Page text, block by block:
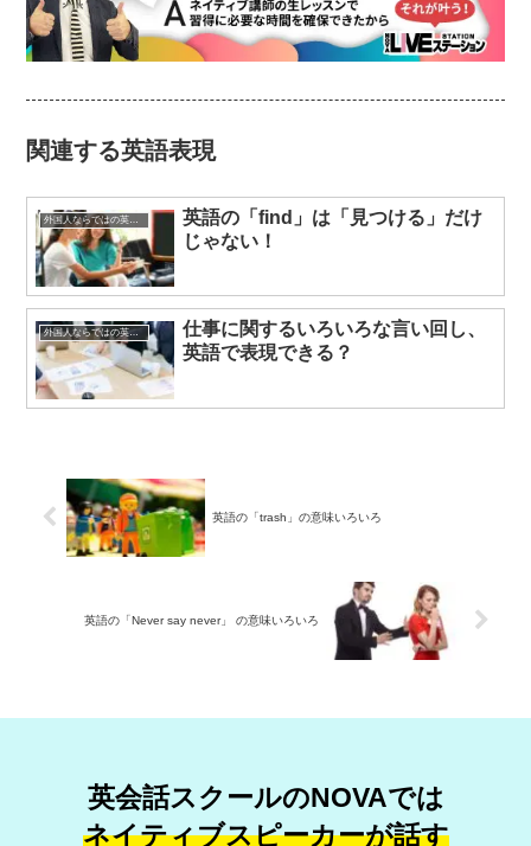
関連する英語表現
外国人ならではの英語表現
英語の「find」は「見つける」だけ
じゃない！
外国人ならではの英語表現
仕事に関するいろいろな言い回し、
英語で表現できる？
英語の「trash」の意味いろいろ
英語の「Never say never」 の意味いろいろ
英会話スクールのNOVAでは
ネイティブスピーカーが話す